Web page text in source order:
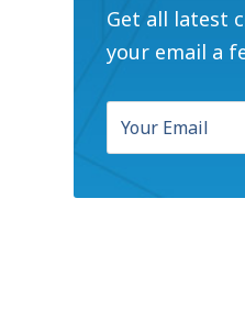
Get all latest
your email a